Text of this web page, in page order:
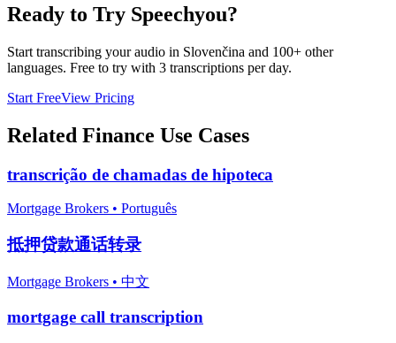
Ready to Try Speechyou?
Start transcribing your audio in Slovenčina and 100+ other
languages. Free to try with 3 transcriptions per day.
Start FreeView Pricing
Related Finance Use Cases
transcrição de chamadas de hipoteca
Mortgage Brokers • Português
抵押贷款通话转录
Mortgage Brokers • 中文
mortgage call transcription